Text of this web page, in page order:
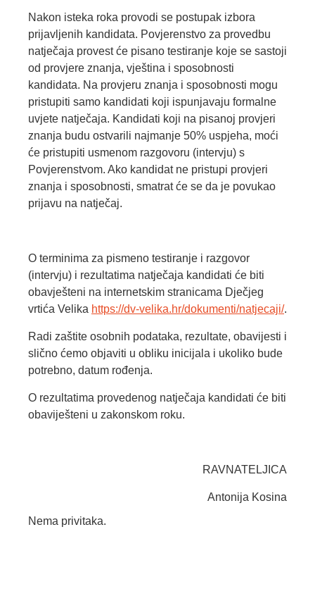
Nakon isteka roka provodi se postupak izbora
prijavljenih kandidata. Povjerenstvo za provedbu
natječaja provest će pisano testiranje koje se sastoji
od provjere znanja, vještina i sposobnosti
kandidata. Na provjeru znanja i sposobnosti mogu
pristupiti samo kandidati koji ispunjavaju formalne
uvjete natječaja. Kandidati koji na pisanoj provjeri
znanja budu ostvarili najmanje 50% uspjeha, moći
će pristupiti usmenom razgovoru (intervju) s
Povjerenstvom. Ako kandidat ne pristupi provjeri
znanja i sposobnosti, smatrat će se da je povukao
prijavu na natječaj.
O terminima za pismeno testiranje i razgovor
(intervju) i rezultatima natječaja kandidati će biti
obavješteni na internetskim stranicama Dječjeg
vrtića Velika https://dv-velika.hr/dokumenti/natjecaji/.
Radi zaštite osobnih podataka, rezultate, obavijesti i
slično ćemo objaviti u obliku inicijala i ukoliko bude
potrebno, datum rođenja.
O rezultatima provedenog natječaja kandidati će biti
obaviješteni u zakonskom roku.
RAVNATELJICA
Antonija Kosina
Nema privitaka.